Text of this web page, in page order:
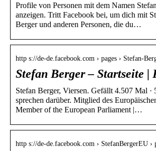
Profile von Personen mit dem Namen
anzeigen. Tritt Facebook bei, um dich mit
Berger und anderen Personen, die du…
http s://de-de.facebook.com › pages › Stefan-
Stefan Berger – Startseite |
Stefan Berger, Viersen. Gefällt 4.507 Mal ·
sprechen darüber. Mitglied des
Member of the European Parliament |…
http s://de-de.facebook.com › StefanBergerEU ›